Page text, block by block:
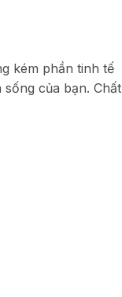
kém phần tinh tế
của bạn. Chất